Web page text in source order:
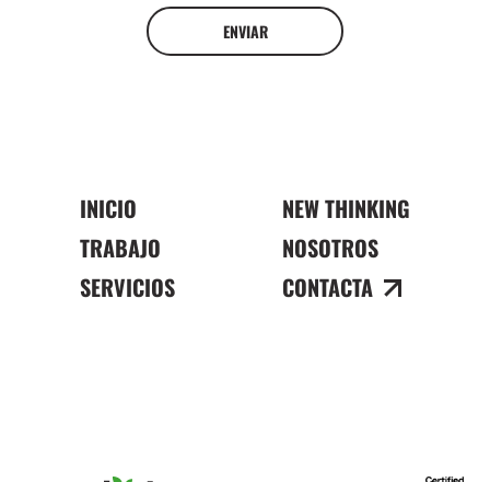
ENVIAR
INICIO
TRABAJO
SERVICIOS
NEW THINKING
NOSOTROS
CONTACTA